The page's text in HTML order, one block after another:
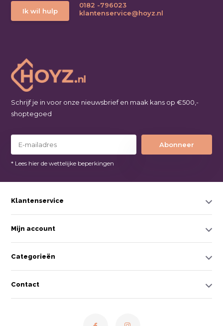
Ik wil hulp
0182 -796023
klantenservice@hoyz.nl
Schrijf je in voor onze nieuwsbrief en maak kans op €500,-
shoptegoed
Abonneer
* Lees hier de wettelijke beperkingen
Klantenservice
Mijn account
Categorieën
Contact